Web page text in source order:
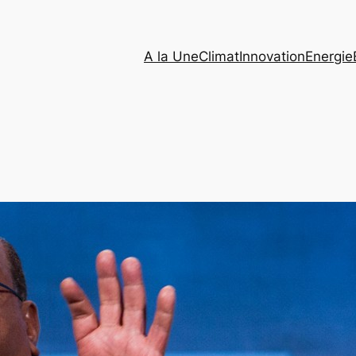
A la UneClimatInnovationEnergie